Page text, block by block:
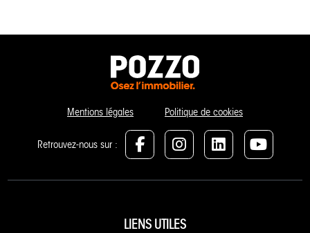
Mentions légales Politique de cookies
Retrouvez-nous sur :
LIENS UTILES